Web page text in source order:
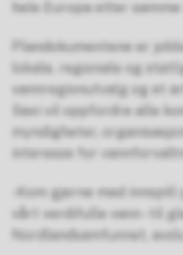
hele Europa etter
Plandokumentene er
lokale, regionale og
vannregionutvalg og et
Saxi vil oppfordre alle
myndigheter,
interesse for
-Kom gjerne med
vårt verdifulle vann - til
Nordlandsamfunnet,